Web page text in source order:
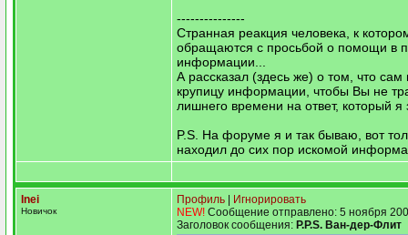
---------------
Странная реакция человека, к
обращаются с просьбой о помощи в
информации...
А рассказал (здесь же) о том, что
крупицу информации, чтобы Вы не
лишнего времени на ответ, который я
P.S. На форуме я и так бываю, вот
находил до сих пор искомой
Inei
Новичок
Профиль
Игнорировать
NEW! Сообщение отправлено: 5 ноября
Заголовок сообщения: P.P.S. Ван-дер-Флит